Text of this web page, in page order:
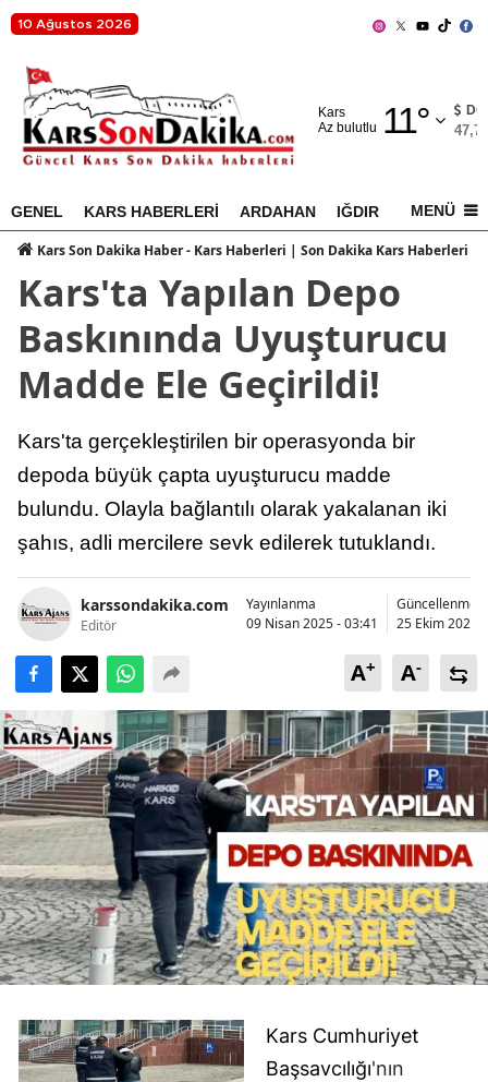
10 Ağustos 2026
Kars
Az bulutlu 11°
Adıyaman
Ağrı
Amasya
Ankara
Antalya
Artvin
Balıkesir
Bilecik
Bingöl
Burdur
Bursa
Çanakkale
Çankırı
Çorum
Denizli
Diyarbakır
Elazığ
GENEL KARS HABERLERİ ARDAHAN IĞDIR AKYAKA
MENÜ
Kars Son Dakika Haber - Kars Haberleri | Son Dakika Kars Haberleri
Kars'ta Yapılan Depo
Baskınında Uyuşturucu
Madde Ele Geçirildi!
Kars'ta gerçekleştirilen bir operasyonda bir
depoda büyük çapta uyuşturucu madde
bulundu. Olayla bağlantılı olarak yakalanan iki
şahıs, adli mercilere sevk edilerek tutuklandı.
karssondakika.com
Editör
Yayınlanma
09 Nisan 2025 - 03:41
Güncellenme
25 Ekim 2025
A+ A-
Kars Cumhuriyet
Başsavcılığı'nın